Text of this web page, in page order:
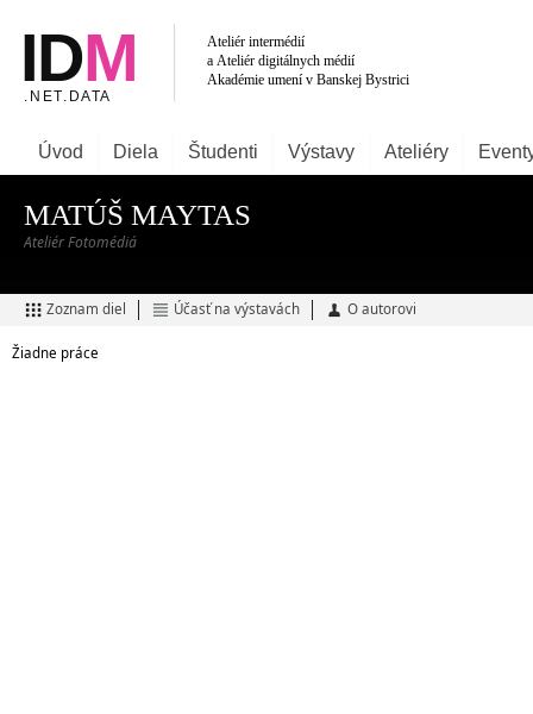
Úvod Diela Študenti Výstavy Ateliéry
MATÚŠ MAYTAS
Ateliér Fotomédiá
Zoznam diel Účasť na výstavách O autorovi
Žiadne práce